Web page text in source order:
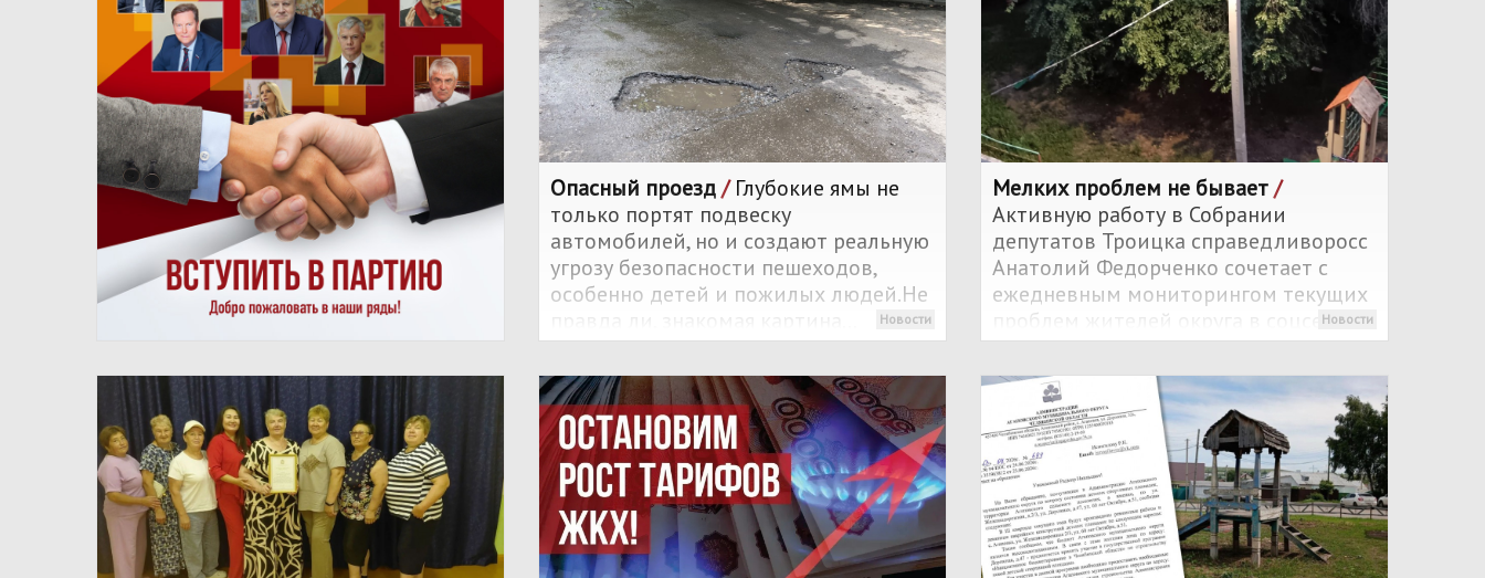
Опасный проезд/Глубокие ямы не
только портят подвеску
автомобилей, но и создают реальную
угрозу безопасности пешеходов,
особенно детей и пожилых людей.Не
Новости
Мелких проблем не бывает/
Активную работу в Собрании
депутатов Троицка справедливоросс
Анатолий Федорченко сочетает с
ежедневным мониторингом текущих
проблем жителей округа в соцсетях.
Новости